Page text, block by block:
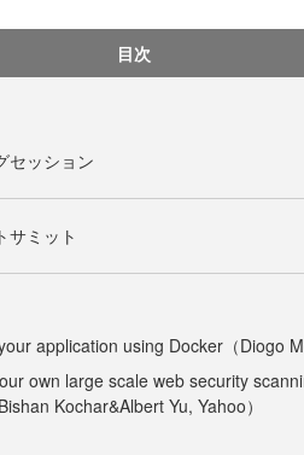
目次
セッション
サミット
application using Docker（Diogo
own large scale web security
Kochar&Albert Yu, Yahoo）